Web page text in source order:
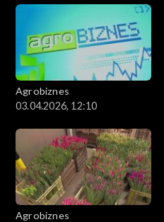
Agrobiznes
03.04.2026, 12:10
Agrobiznes